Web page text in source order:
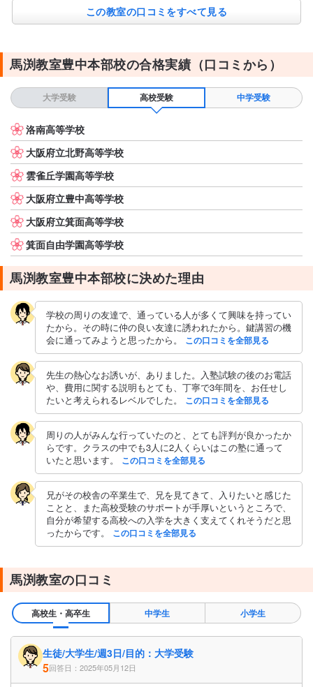
1日あたりの授業時間について
2〜3時間
授業スピードはとても早いです。中学校で三時間かけるところは
30分以内に終わらせ、難度の高い内容に進みます。始めに小テス
トがあり、成績が悪いと残されます。みんな意識が高いので態度
の悪い人や邪魔になるような人は一人もいません。
テキスト・教材について
独自のテキストや問題集を使用します。高値で売れるそうな。
この教室の口コミをすべて見る
馬渕教室豊中本部校の合格実績（口コミから）
大学受験 高校受験 中学受験
洛南高等学校
大阪府立北野高等学校
雲雀丘学園高等学校
大阪府立豊中高等学校
大阪府立箕面高等学校
箕面自由学園高等学校
馬渕教室豊中本部校に決めた理由
学校の周りの友達で、通っている人が多くて興味を持ってい
たから。その時に仲の良い友達に誘われたから。鍵講習の機
会に通ってみようと思ったから。 この口コミを全部見る
先生の熱心なお誘いが、ありました。入塾試験の後のお電話
や、費用に関する説明もとても、丁寧で3年間を、お任せし
たいと考えられるレベルでした。 この口コミを全部見る
周りの人がみんな行っていたのと、とても評判が良かったか
らです。クラスの中でも3人に2人くらいはこの塾に通って
いたと思います。 この口コミを全部見る
兄がその校舎の卒業生で、兄を見てきて、入りたいと感じた
ことと、また高校受験のサポートが手厚いというところで、
自分が希望する高校への入学を大きく支えてくれそうだと思
ったからです。 この口コミを全部見る
馬渕教室の口コミ
高校生・高卒生 中学生 小学生
生徒/大学生/週3日/目的：大学受験
5回答日：2025年05月12日